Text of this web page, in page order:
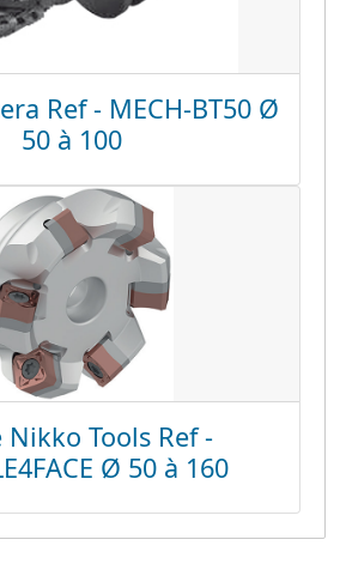
Ref - MECH-BT50 Ø
50 à 100
Nikko Tools Ref -
Ø 50 à 160